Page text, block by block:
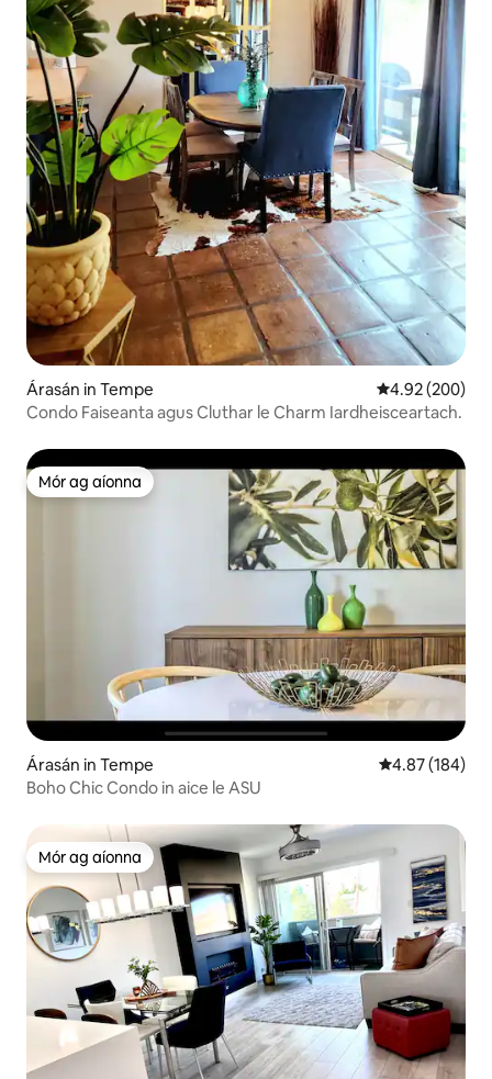
Árasán in Tempe Meánrátáil
4.92 (200)
Condo Faiseanta agus Cluthar le Charm Iardheisceartach.
Mór ag aíonna
Mór ag aíonna
Árasán in Tempe Meánrátáil
4.87 (184)
Boho Chic Condo in aice le ASU
Mór ag aíonna
Mór ag aíonna